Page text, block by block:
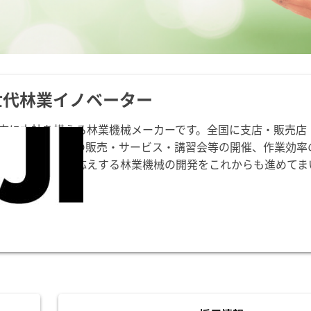
林業イノベーター
に本社を構える林業機械メーカーです。全国に支店・販売
性能林業機械の販売・サービス・講習会等の開催、作業効
のご要望にお応えする林業機械の開発をこれからも進めて